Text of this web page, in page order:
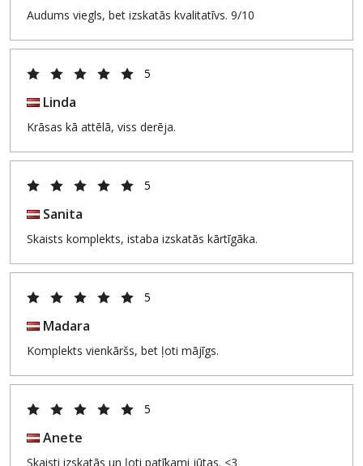
Audums viegls, bet izskatās kvalitatīvs. 9/10
5
Linda
Krāsas kā attēlā, viss derēja.
5
Sanita
Skaists komplekts, istaba izskatās kārtīgāka.
5
Madara
Komplekts vienkāršs, bet ļoti mājīgs.
5
Anete
Skaisti izskatās un ļoti patīkami jūtas. <3